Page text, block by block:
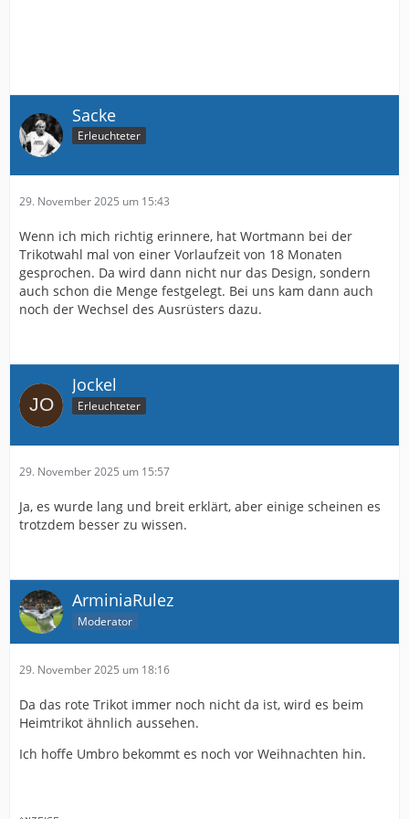
Sacke
Erleuchteter
29. November 2025 um 15:43
Wenn ich mich richtig erinnere, hat Wortmann bei der
Trikotwahl mal von einer Vorlaufzeit von 18 Monaten
gesprochen. Da wird dann nicht nur das Design, sondern
auch schon die Menge festgelegt. Bei uns kam dann auch
noch der Wechsel des Ausrüsters dazu.
Jockel
Erleuchteter
29. November 2025 um 15:57
Ja, es wurde lang und breit erklärt, aber einige scheinen es
trotzdem besser zu wissen.
ArminiaRulez
Moderator
29. November 2025 um 18:16
Da das rote Trikot immer noch nicht da ist, wird es beim
Heimtrikot ähnlich aussehen.
Ich hoffe Umbro bekommt es noch vor Weihnachten hin.